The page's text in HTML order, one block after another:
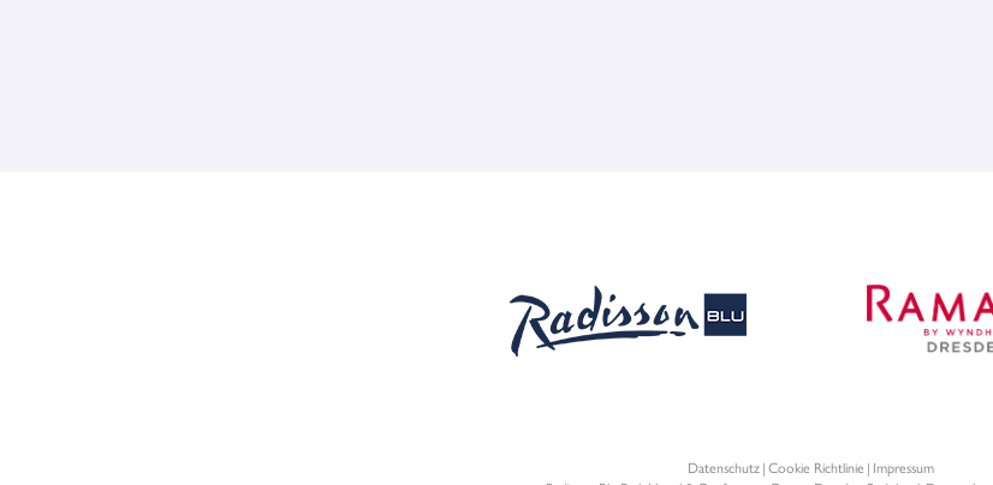
Datenschutz Cookie Richtlinie Impressum